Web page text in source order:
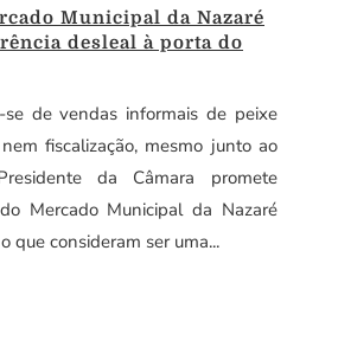
Municipal da Nazaré
desleal à porta do
se de vendas informais de peixe
fiscalização, mesmo junto ao
da Câmara promete
Mercado Municipal da Nazaré
que consideram ser uma...